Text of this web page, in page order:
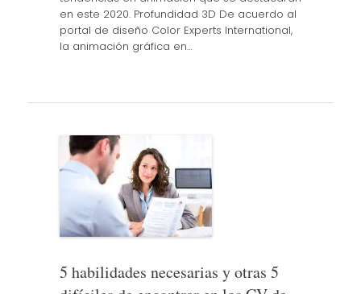
en este 2020. Profundidad 3D De acuerdo al
portal de diseño Color Experts International,
la animación gráfica en…
5 habilidades necesarias y otras 5